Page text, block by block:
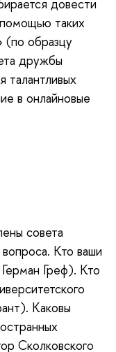
довести
таких
(по образцу
дружбы
талантливых
в онлайновые
совета
Кто ваши
Греф). Кто
Каковы
Сколковского